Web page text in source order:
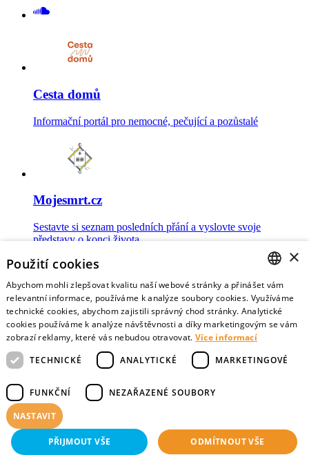
Cesta domů
Informační portál pro nemocné, pečující a pozůstalé
Mojesmrt.cz
Sestavte si seznam posledních přání a vyslovte svoje
představy o konci života
Data o umírání
Nejnovější data o postojích veřejnosti a zdravotníků k umírání
Virtuální vzpomínky
Sdílejte vzpomínky na své blízké zemřelé
CZECH
ENGLISH
×
Použití cookies
Abychom mohli zlepšovat kvalitu naší webové stránky a přinášet vám
relevantní informace, používáme k analýze soubory cookies. Využíváme
technické cookies, abychom zajistili správný chod stránky. Analytické
cookies používáme k analýze návštěvnosti a díky marketingovým se vám
zobrazí reklamy, které vás nebudou otravovat. Více informací
TECHNICKÉ
ANALYTICKÉ MARKETINGOVÉ
FUNKČNÍ NEZAŘAZENÉ SOUBORY
NASTAVIT
PŘIJMOUT VŠE ODMÍTNOUT VŠE